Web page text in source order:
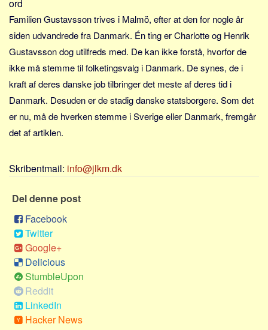
Tyrkiet
Frankrig
Sverige
Norge
Thailand
Italien
USA
Alle
Nøgleord
Bolig
Job
Virksomhed
Investering
Pension og opsparing
ord
Familien Gustavsson trives i Malmö, efter at den for nogle år
siden udvandrede fra Danmark. Én ting er Charlotte og Henrik
Gustavsson dog utilfreds med. De kan ikke forstå, hvorfor de
ikke må stemme til folketingsvalg i Danmark. De synes, de i
kraft af deres danske job tilbringer det meste af deres tid i
Danmark. Desuden er de stadig danske statsborgere. Som det
er nu, må de hverken stemme i Sverige eller Danmark, fremgår
det af artiklen.
Skribentmail: info@jlkm.dk
Del denne post
Facebook
Twitter
Google+
Delicious
StumbleUpon
Reddit
LinkedIn
Hacker News